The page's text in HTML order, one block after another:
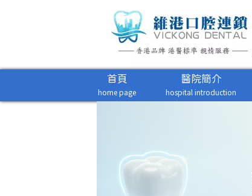
首頁
home page
醫院簡介
hospital introduction